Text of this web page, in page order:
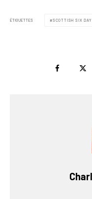
ÉTIQUETTES SCOTTISH SIX